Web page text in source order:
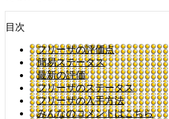
目次
フリーザの評価点
簡易ステータス
最新の評価
フリーザのステータス
フリーザの入手方法
みんなのコメントはこちら